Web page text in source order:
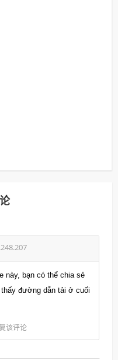
này, bạn có thể chia sẻ
đường dẫn tải ở cuối
该评论